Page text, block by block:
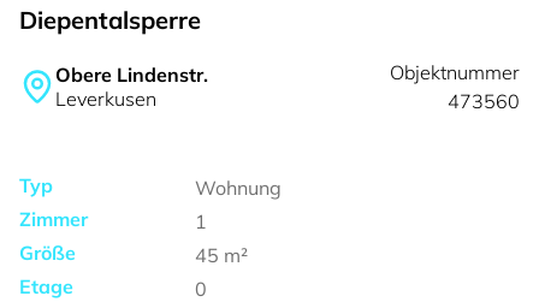
Diepentalsperre
Obere Lindenstr.
Leverkusen
Objektnummer
473560
Typ
Wohnung
Zimmer
1
Größe
45 m²
Etage
0